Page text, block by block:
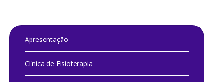
Apresentação
Clínica de Fisioterapia